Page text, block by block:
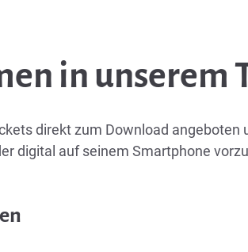
in unserem
direkt zum Download
digital auf seinem Smartphone